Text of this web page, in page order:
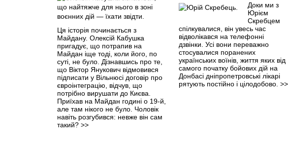
Ця історія починається з
Майдану. Олексій Кабушка
пригадує, що потрапив на
Майдан іще тоді, коли його, по
суті, не було. Дізнавшись про те,
що Віктор Янукович відмовився
підписати у Вільнюсі договір про
євроінтеграцію, відчув, що
потрібно вирушати до Києва.
Приїхав на Майдан годині о 19-й,
але там нікого не було. Чоловік
навіть розгубився: невже він сам
такий? >>
Доки ми з
Юрієм
Скребцем
спілкувалися, він увесь час
відволікався на телефонні
дзвінки. Усі вони переважно
стосувалися поранених
українських воїнів, життя яких від
самого початку бойових дій на
Донбасі дніпропетровські лiкарi
рятують постійно і цілодобово. >>